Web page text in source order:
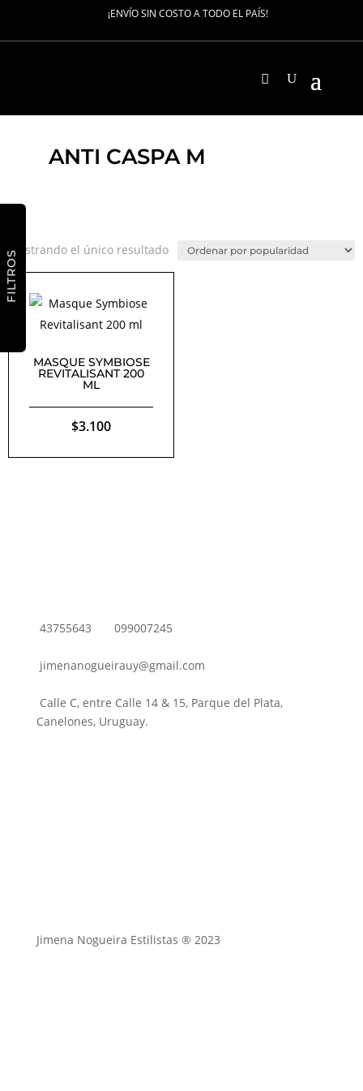
¡ENVÍO SIN COSTO A TODO EL PAÍS!
FILTROS
ANTI CASPA M
Mostrando el único resultado
MASQUE SYMBIOSE
REVITALISANT 200
ML
$3.100
43755643 099007245
jimenanogueirauy@gmail.com
Calle C, entre Calle 14 & 15, Parque del Plata,
Canelones, Uruguay.
Jimena Nogueira Estilistas ® 2023